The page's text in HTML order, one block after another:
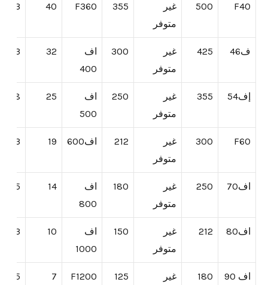
F40
500
غير
متوفر
355
F360
40
24.3
ف46 425
غير
متوفر
300
اف
400
32
18.3
إف54 355
غير
متوفر
250
اف
500
25
13.8
F60
300
غير
متوفر
212 اف600 19
10.3
اف70 250
غير
متوفر
180
اف
800
14
7.5
اف80 212
غير
متوفر
150
اف
1000
10
5.3
اف 90 180
غير
125
F1200
7
3.5